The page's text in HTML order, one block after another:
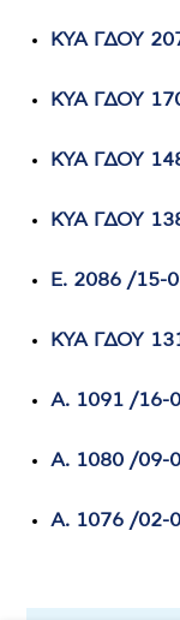
ΚΥΑ ΓΔΟΥ
ΚΥΑ ΓΔΟΥ
ΚΥΑ ΓΔΟΥ
ΚΥΑ ΓΔΟΥ
Ε. 2086 /15-
ΚΥΑ ΓΔΟΥ
Α. 1091 /16-
Α. 1080 /09-
Α. 1076 /02-